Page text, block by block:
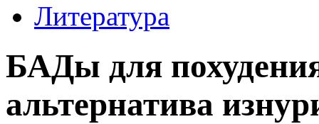
Литература
БАДы для
альтернатива